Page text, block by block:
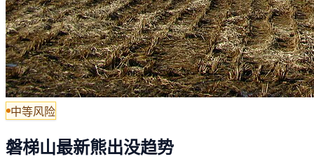
中等风险
磐梯山最新熊出没趋势